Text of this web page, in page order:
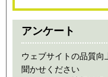
アンケート
ウェブサイトの品質向
聞かせください